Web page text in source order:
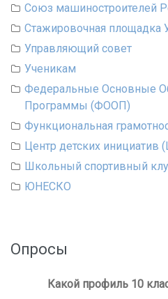
Союз машиностроителей
Стажировочная
Управляющий совет
Ученикам
Федеральные Основные
Программы (ФООП)
Функциональная
Центр детских инициатив
Школьный спортивный
ЮНЕСКО
Опросы
Какой профиль 10